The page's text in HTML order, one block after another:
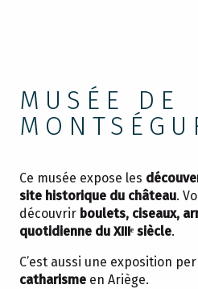
MUSÉE DE
Ce musée expose les
site historique du château.
découvrir boulets, ciseaux,
quotidienne du XIIIᵉ siècle.
C’est aussi une exposition
catharisme en Ariège.